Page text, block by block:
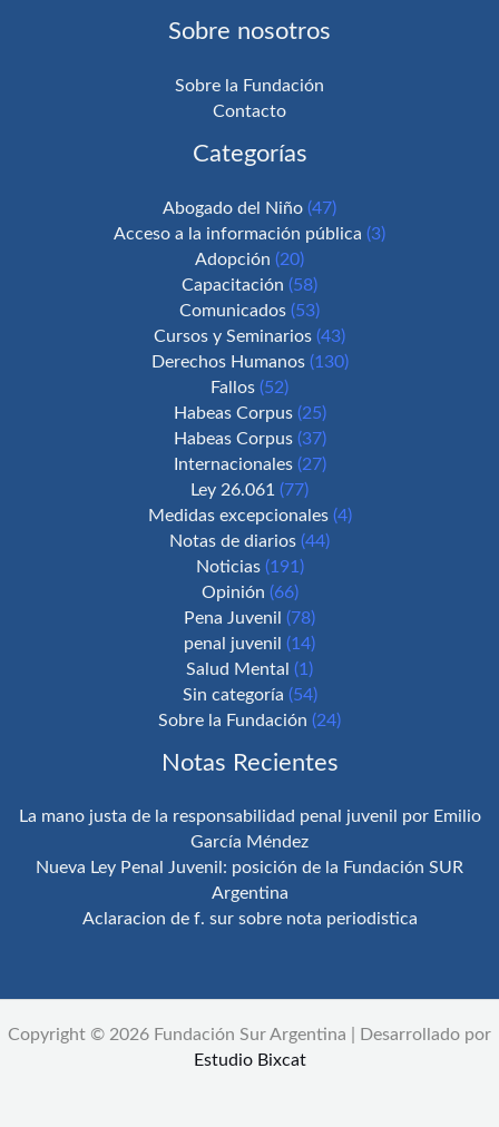
Sobre nosotros
Sobre la Fundación
Contacto
Categorías
Abogado del Niño (47)
Acceso a la información pública (3)
Adopción (20)
Capacitación (58)
Comunicados (53)
Cursos y Seminarios (43)
Derechos Humanos(130)
Fallos (52)
Habeas Corpus(25)
Habeas Corpus(37)
Internacionales(27)
Ley 26.061 (77)
Medidas excepcionales(4)
Notas de diarios (44)
Noticias(191)
Opinión (66)
Pena Juvenil (78)
penal juvenil (14)
Salud Mental (1)
Sin categoría (54)
Sobre la Fundación (24)
Notas Recientes
La mano justa de la responsabilidad penal juvenil por Emilio
García Méndez
Nueva Ley Penal Juvenil: posición de la Fundación SUR
Argentina
Aclaracion de f. sur sobre nota periodistica
Copyright © 2026 Fundación Sur Argentina | Desarrollado por
Estudio Bixcat